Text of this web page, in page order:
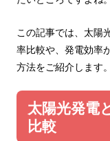
この記事では、太陽
率比較や、発電効率
方法をご紹介します。
太陽光発電
比較